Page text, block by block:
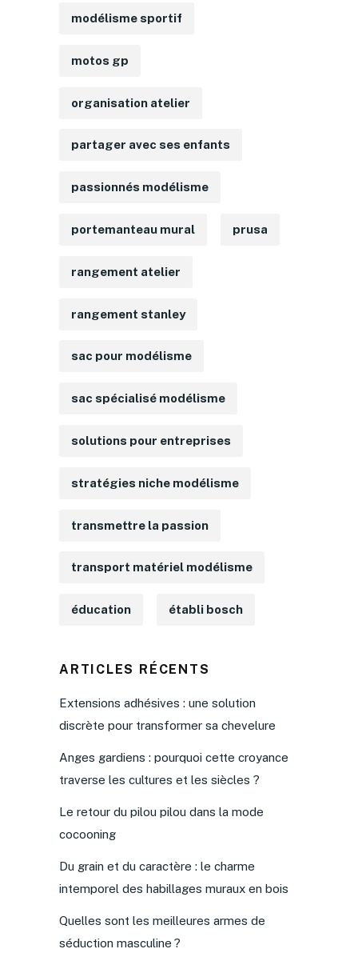
modélisme sportif
motos gp
organisation atelier
partager avec ses enfants
passionnés modélisme
portemanteau mural prusa
rangement atelier
rangement stanley
sac pour modélisme
sac spécialisé modélisme
solutions pour entreprises
stratégies niche modélisme
transmettre la passion
transport matériel modélisme
éducation établi bosch
ARTICLES RÉCENTS
Extensions adhésives : une solution
discrète pour transformer sa chevelure
Anges gardiens : pourquoi cette croyance
traverse les cultures et les siècles ?
Le retour du pilou pilou dans la mode
cocooning
Du grain et du caractère : le charme
intemporel des habillages muraux en bois
Quelles sont les meilleures armes de
séduction masculine ?